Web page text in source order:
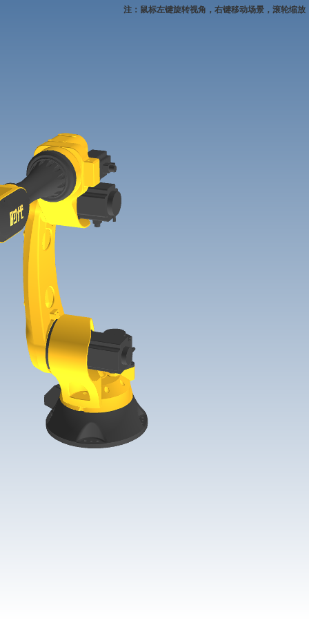
注：鼠标左键旋转视角，右键移动场景，滚轮缩放